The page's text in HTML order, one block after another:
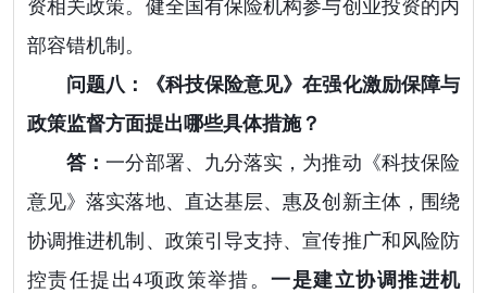
资相关政策。健全国有保险机构参与创业投资的内
部容错机制。
问题八：《科技保险意见》在强化激励保障与
政策监督方面提出哪些具体措施？
答：一分部署、九分落实，为推动《科技保险
意见》落实落地、直达基层、惠及创新主体，围绕
协调推进机制、政策引导支持、宣传推广和风险防
控责任提出4项政策举措。一是建立协调推进机